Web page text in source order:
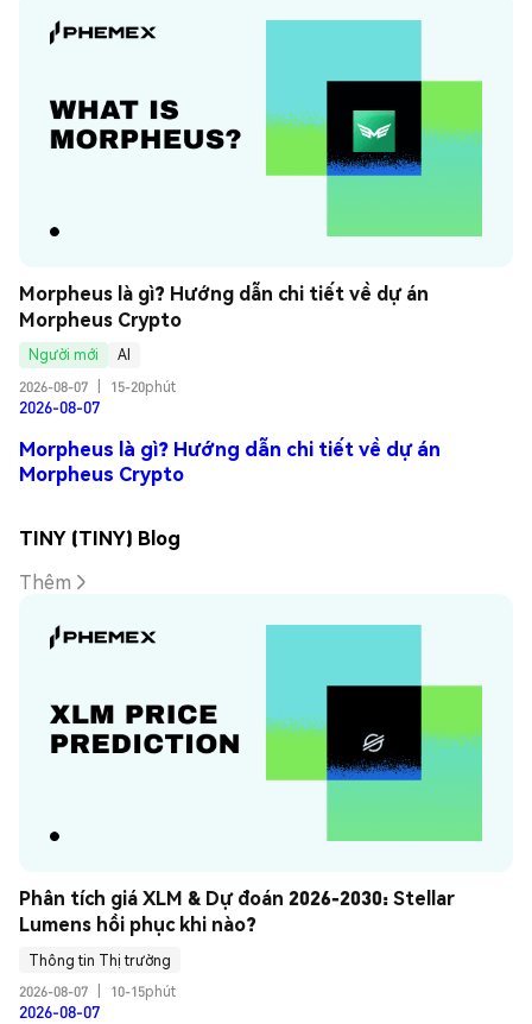
Morpheus là gì? Hướng dẫn chi tiết về dự án
Morpheus Crypto
Người mới
AI
2026-08-07
15-20phút
2026-08-07
Morpheus là gì? Hướng dẫn chi tiết về dự án
Morpheus Crypto
TINY (TINY) Blog
Thêm
Phân tích giá XLM & Dự đoán 2026-2030: Stellar
Lumens hồi phục khi nào?
Thông tin Thị trường
2026-08-07
10-15phút
2026-08-07